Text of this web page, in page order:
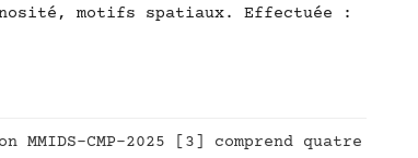
motifs spatiaux. Effectuée :
CMP-2025 [3] comprend quatre